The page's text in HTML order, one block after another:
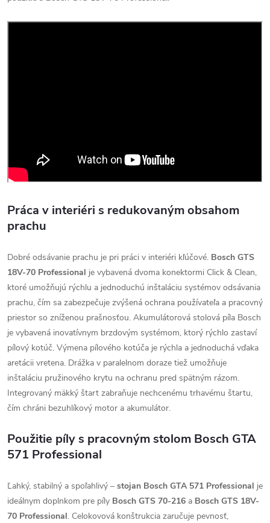
Práca v interiéri s redukovaným obsahom
prachu
Dobré odsávanie prachu je pri práci v interiéri kľúčové. Bosch GTS
18V-70 Professional je vybavená dvoma konektormi Click & Clean,
ktoré umožňujú rýchlu a jednoduchú inštaláciu systémov odsávania
prachu, čím sa zabezpečuje zvýšená ochrana používateľa a pracovný
priestor so zníženou prašnosťou. Akumulátorová stolová píla Bosch
je vybavená inovatívnym brzdovým systémom, ktorý rýchlo zastaví
pílový kotúč. Výmena pílového kotúča je rýchla a jednoduchá vďaka
aretácii vretena. Drážka v paralelnom doraze tiež umožňuje
inštaláciu pružinového krytu na ochranu pred spätným rázom.
Integrovaný mäkký štart zabraňuje nechcenému trhavému štartu,
čím chráni bezuhlíkový motor a akumulátor.
Použitie píly s pracovným stolom Bosch GTA
571 Professional
Ľahký, stabilný a spoľahlivý – stojan Bosch GTA 571 Professional je
ideálnym doplnkom pre píly Bosch GTS 70-216 a Bosch GTS 18V-
70 Professional. Celokovová konštrukcia zaručuje pevnosť,